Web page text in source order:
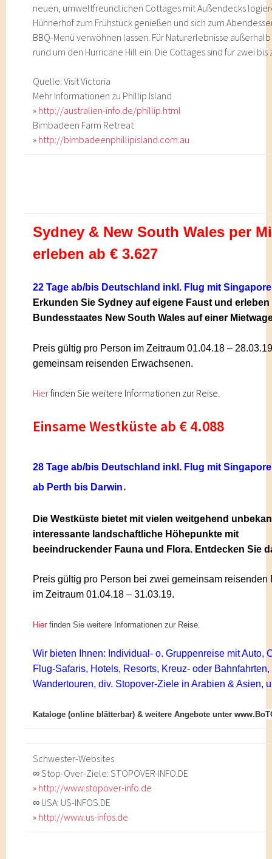
neuen, umweltfreundlichen Cottages mit Außendecks
Hühnerhof zum Frühstück genießen und sich zum
BBQ-Menü verwöhnen lassen. Für Naturerlebnisse
rund um den Hurricane Hill ein. Die Cottages sind für zwei bis
Quelle: Visit Victoria
Mehr Informationen zu Phillip Island
» http://australien-info.de/phillip.html
Bimbadeen Farm Retreat
» http://bimbadeenphillipisland.com.au
Sydney & New South Wales per
erleben ab € 3.627
22 Tage ab/bis Deutschland inkl. Flug mit
Erkunden Sie Sydney auf eigene Faust und
Bundesstaates New South Wales auf einer
Preis gültig pro Person im Zeitraum 01.04.18 –
gemeinsam reisenden Erwachsenen.
Hierfinden Sie weitere Informationen zur Reise.
Einsame Westküste ab € 4.088
28 Tageab/bis Deutschland inkl. Flug mit
ab Perth bis Darwin.
Die Westküste bietet mit vielen weitgehend
interessante landschaftliche Höhepunkte mit
beeindruckender Fauna und Flora. Entdecken Sie
Preis gültig pro Person bei zwei gemeinsam reisenden
im Zeitraum 01.04.18 – 31.03.19.
Hierfinden Sie weitere Informationen zur Reise.
Wir bieten Ihnen: Individual- o. Gruppenreise mit Auto,
Flug-Safaris, Hotels, Resorts, Kreuz- oder
Wandertouren, div. Stopover-Ziele in Arabien & Asien,
Kataloge (online blätterbar) & weitere Angebote unter
Schwester-Websites
∞ Stop-Over-Ziele: STOPOVER-INFO.DE
» http://www.stopover-info.de
∞ USA: US-INFOS.DE
» http://www.us-infos.de